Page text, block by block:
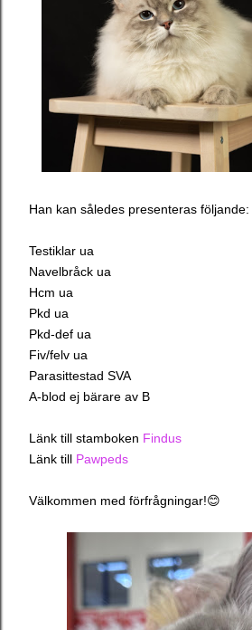
Han kan således presenteras följande:
Testiklar ua
Navelbråck ua
Hcm ua
Pkd ua
Pkd-def ua
Fiv/felv ua
Parasittestad SVA
A-blod ej bärare av B
Länk till stamboken Findus
Länk till Pawpeds
Välkommen med förfrågningar!😊